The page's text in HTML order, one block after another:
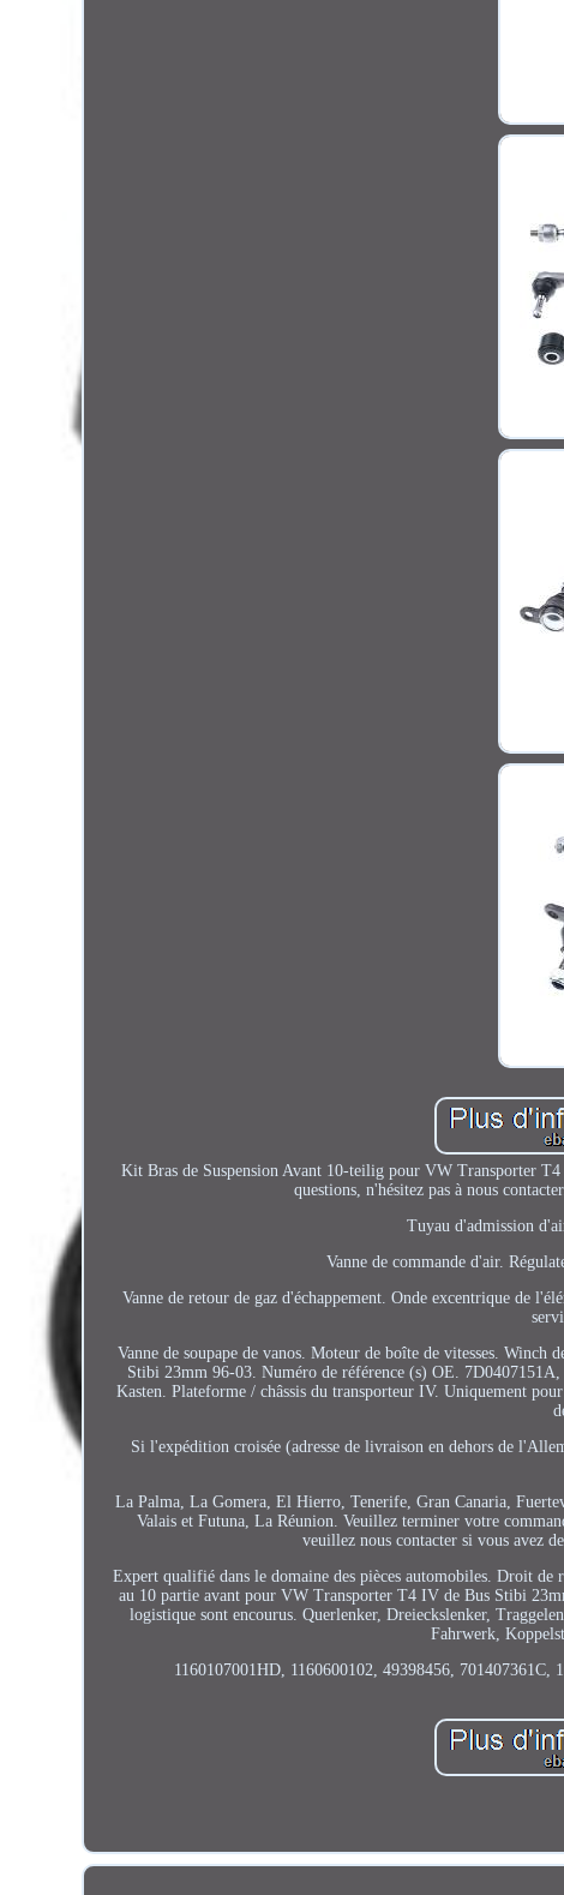
Kit Bras de Suspension Avant 10-teilig pour VW Transporter
questions, n'hésitez pas à nous
Tuyau d'admission
Vanne de commande d'air.
Vanne de retour de gaz d'échappement. Onde excentrique de
Vanne de soupape de vanos. Moteur de boîte de vitesses.
Stibi 23mm 96-03. Numéro de référence (s) OE.
Kasten. Plateforme / châssis du transporteur IV. Uniquement
Si l'expédition croisée (adresse de livraison en dehors de
La Palma, La Gomera, El Hierro, Tenerife, Gran Canaria,
Valais et Futuna, La Réunion. Veuillez terminer votre
veuillez nous contacter si vous avez
Expert qualifié dans le domaine des pièces automobiles. Droit
au 10 partie avant pour VW Transporter T4 IV de Bus Stibi
logistique sont encourus. Querlenker, Dreieckslenker,
Fahrwerk,
1160107001HD, 1160600102, 49398456,